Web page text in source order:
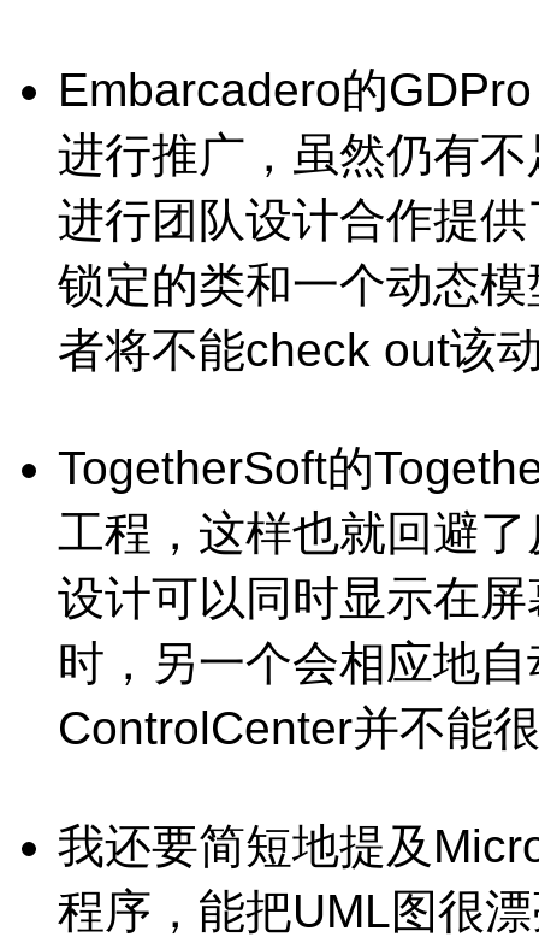
Embarcadero的
进行推广，虽然仍有
进行团队设计合作提
锁定的类和一个动态
者将不能check out该
TogetherSoft的
工程，这样也就回避
设计可以同时显示在
时，另一个会相应地
ControlCenter并不能
我还要简短地提及
程序，能把UML图很